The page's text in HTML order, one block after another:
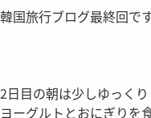
韓国旅行ブログ最終回です
2日目の朝は少しゆっく
ヨーグルトとおにぎりを